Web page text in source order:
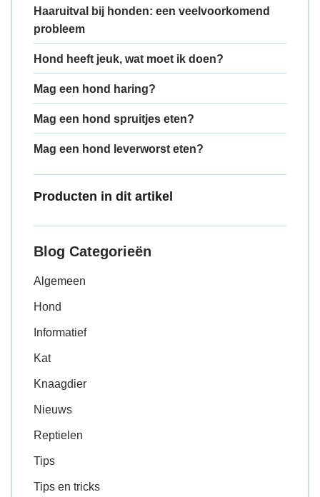
Haaruitval bij honden: een veelvoorkomend
probleem
Hond heeft jeuk, wat moet ik doen?
Mag een hond haring?
Mag een hond spruitjes eten?
Mag een hond leverworst eten?
Producten in dit artikel
Blog Categorieën
Algemeen
Hond
Informatief
Kat
Knaagdier
Nieuws
Reptielen
Tips
Tips en tricks